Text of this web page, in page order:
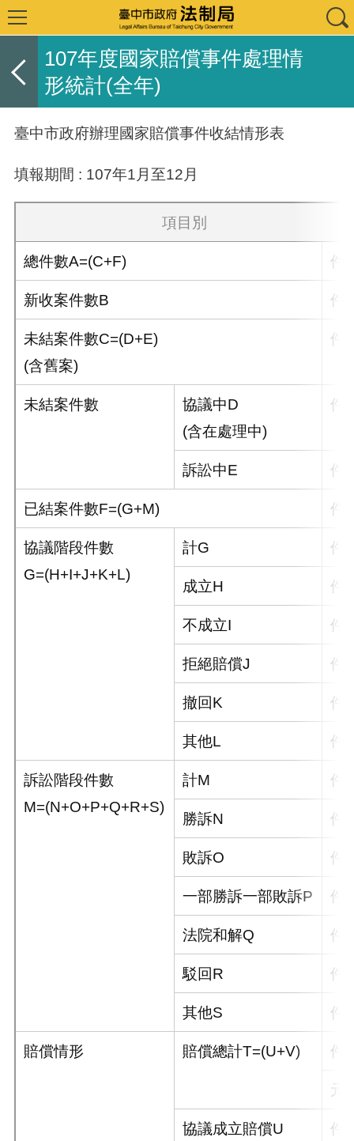
107年度國家賠償事件處理情
形統計(全年)
臺中市政府辦理國家賠償事件收結情形表
填報期間 : 107年1月至12月
項目別
總件數A=(C+F) 件
新收案件數B 件
未結案件數C=(D+E)
(含舊案)
件
未結案件數
協議中D
(含在處理中)
件
訴訟中E 件
已結案件數F=(G+M) 件
協議階段件數
G=(H+I+J+K+L)
計G 件
成立H 件
不成立I 件
拒絕賠償J 件
撤回K 件
其他L 件
訴訟階段件數
M=(N+O+P+Q+R+S)
計M 件
勝訴N 件
敗訴O 件
一部勝訴一部敗訴P 件
法院和解Q 件
駁回R 件
其他S 件
賠償情形 賠償總計T=(U+V) 件
元
協議成立賠償U 件